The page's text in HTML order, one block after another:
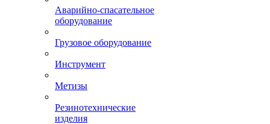
Аварийно-спасательное
оборудование
Грузовое оборудование
Инструмент
Метизы
Резинотехнические
изделия